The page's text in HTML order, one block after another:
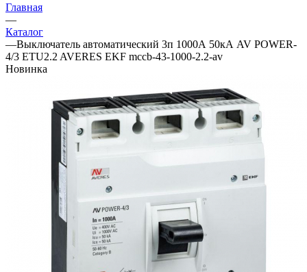
Главная
—
Каталог
—Выключатель автоматический 3п 1000А 50кА AV POWER-
4/3 ETU2.2 AVERES EKF mccb-43-1000-2.2-av
Новинка